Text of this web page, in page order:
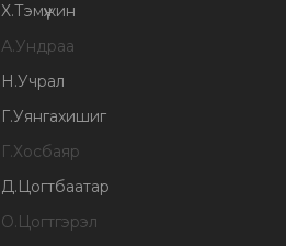
Х.Тэмүүжин
А.Ундраа
Н.Учрал
Г.Уянгахишиг
Г.Хосбаяр
Д.Цогтбаатар
О.Цогтгэрэл